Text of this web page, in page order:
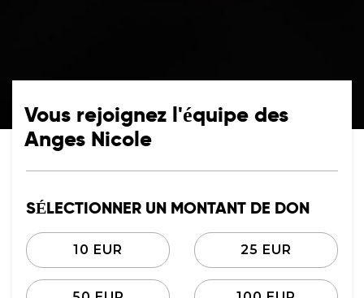
Vous rejoignez l'équipe des
Anges Nicole
SÉLECTIONNER UN MONTANT DE DON
10 EUR 25 EUR